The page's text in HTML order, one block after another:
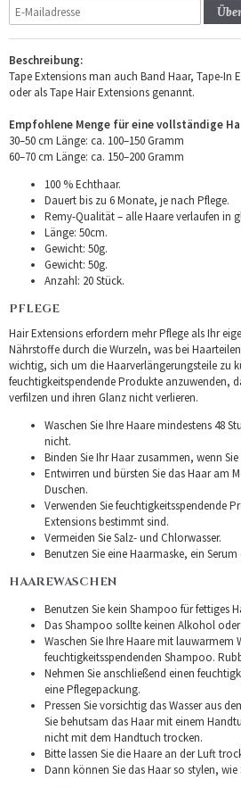
Beschreibung:
Tape Extensions man auch Band Haar, Tape-In
oder als Tape Hair Extensions genannt.
Empfohlene Menge für eine vollständige
30–50 cm Länge: ca. 100–150 Gramm
60–70 cm Länge: ca. 150–200 Gramm
100 % Echthaar.
Dauert bis zu 6 Monate, je nach Pflege.
Remy-Qualität – alle Haare verlaufen in
Länge: 50cm.
Gewicht: 50g.
Gewicht: 50g.
Anzahl: 20 Stück.
PFLEGE
Hair Extensions erfordern mehr Pflege als Ihr
Nährstoffe durch die Wurzeln, was bei
wichtig, sich um die Haarverlängerungsteile zu
feuchtigkeitspendende Produkte anzuwenden,
verfilzen und ihren Glanz nicht verlieren.
Waschen Sie Ihre Haare mindestens 48
nicht.
Binden Sie Ihr Haar zusammen, wenn
Entwirren und bürsten Sie das Haar am
Duschen.
Verwenden Sie feuchtigkeitsspendende
Extensions bestimmt sind.
Vermeiden Sie Salz- und Chlorwasser.
Benutzen Sie eine Haarmaske, ein
HAAREWASCHEN
Benutzen Sie kein Shampoo für fettiges
Das Shampoo sollte keinen Alkohol
Waschen Sie Ihre Haare mit lauwarmem
feuchtigkeitsspendenden Shampoo.
Nehmen Sie anschließend einen
eine Pflegepackung.
Pressen Sie vorsichtig das Wasser aus
Sie behutsam das Haar mit einem
nicht mit dem Handtuch trocken.
Bitte lassen Sie die Haare an der Luft
Dann können Sie das Haar so stylen, wie